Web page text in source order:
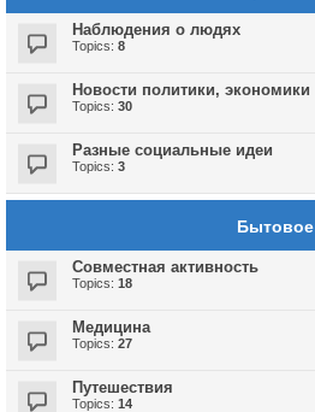
Наблюдения о людях
Topics: 8
Новости политики, экономики
Topics: 30
Разные социальные идеи
Topics: 3
Бытовое
Совместная активность
Topics: 18
Медицина
Topics: 27
Путешествия
Topics: 14